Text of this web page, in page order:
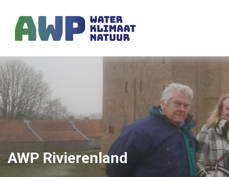
AWP Rivierenland